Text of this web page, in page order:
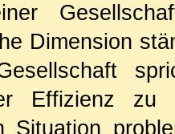
Dimension
Effizienz zu
Situation